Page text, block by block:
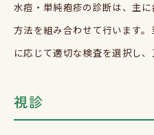
水痘・単純疱疹の診断は、主
方法を組み合わせて行います
に応じて適切な検査を選択し、
視診